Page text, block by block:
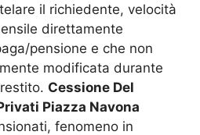
il richiedente, velocità
direttamente
pensione e che non
modificata durante
Cessione Del
Piazza Navona
fenomeno in